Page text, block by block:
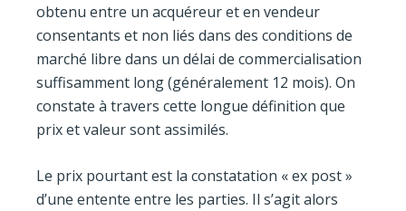
obtenu entre un acquéreur et en vendeur
consentants et non liés dans des conditions de
marché libre dans un délai de commercialisation
suffisamment long (généralement 12 mois). On
constate à travers cette longue définition que
prix et valeur sont assimilés.
Le prix pourtant est la constatation « ex post »
d’une entente entre les parties. Il s’agit alors